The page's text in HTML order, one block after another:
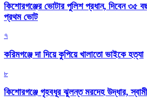
কিশোরগঞ্জের ভোটার পুলিশ প্রধান, দিবেন ৩৫
প্রথম ভোট
৭
করিমগঞ্জে দা দিয়ে কুপিয়ে খালাতো ভাইকে হত্যা
৮
কিশোরগঞ্জে গৃহবধূর ঝুলন্ত মরদেহ উদ্ধার,